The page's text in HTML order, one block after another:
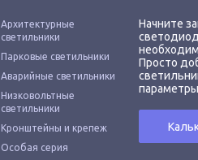
Архитектурные
светильники
Парковые светильники
Аварийные светильники
Низковольтные
светильники
Кронштейны и крепеж
Особая серия
Начните
Просто